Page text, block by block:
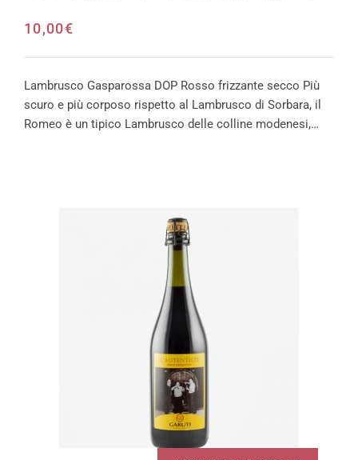
10,00€
Lambrusco Gasparossa DOP Rosso frizzante secco Più
scuro e più corposo rispetto al Lambrusco di Sorbara, il
Romeo è un tipico Lambrusco delle colline modenesi,…